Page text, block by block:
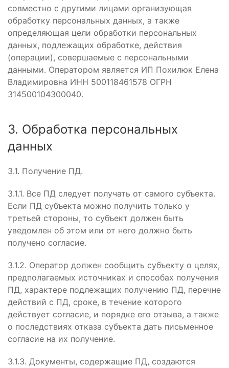
совместно с другими лицами организующая
обработку персональных данных, а также
определяющая цели обработки персональных
данных, подлежащих обработке, действия
(операции), совершаемые с персональными
данными. Оператором является ИП Похилюк Елена
Владимировна ИНН 500118461578 ОГРН
314500104300040.
3. Обработка персональных
данных
3.1. Получение ПД.
3.1.1. Все ПД следует получать от самого субъекта.
Если ПД субъекта можно получить только у
третьей стороны, то субъект должен быть
уведомлен об этом или от него должно быть
получено согласие.
3.1.2. Оператор должен сообщить субъекту о целях,
предполагаемых источниках и способах получения
ПД, характере подлежащих получению ПД, перечне
действий с ПД, сроке, в течение которого
действует согласие, и порядке его отзыва, а также
о последствиях отказа субъекта дать письменное
согласие на их получение.
3.1.3. Документы, содержащие ПД, создаются